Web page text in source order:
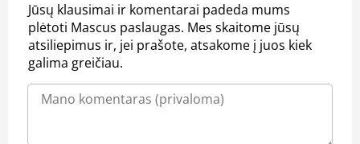
Jūsų klausimai ir komentarai padeda mums
plėtoti Mascus paslaugas. Mes skaitome jūsų
atsiliepimus ir, jei prašote, atsakome į juos kiek
galima greičiau.